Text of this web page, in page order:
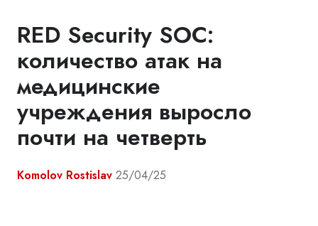
RED Security SOC:
количество атак на
медицинские
учреждения выросло
почти на четверть
Komolov Rostislav 25/04/25